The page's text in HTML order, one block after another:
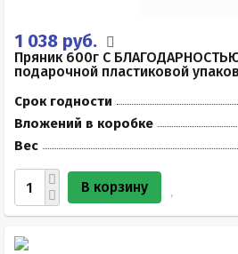
1 038 руб.
Пряник 600г С
подарочной пластиковой
Срок годности
Вложений в коробке
Вес
В корзину